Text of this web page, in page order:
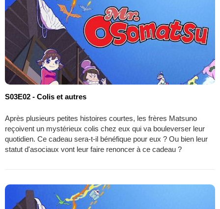
S03E02 - Colis et autres
Après plusieurs petites histoires courtes, les frères Matsuno
reçoivent un mystérieux colis chez eux qui va bouleverser leur
quotidien. Ce cadeau sera-t-il bénéfique pour eux ? Ou bien leur
statut d'asociaux vont leur faire renoncer à ce cadeau ?